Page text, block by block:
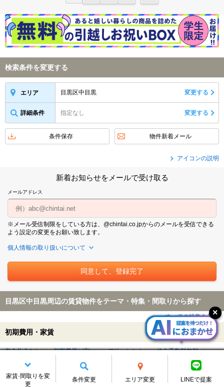
家賃·間取りを変
更
条件変更 エリア変更 LINEで提案
検索条件を変更する
エリア 目黒区中目黒 変更する
詳細条件 指定なし 変更する
条件保存 物件新着メール
アイコンの説明
新着お知らせをメールで受け取る
メールアドレス
※メール受信制限をしている方は、@chintai.co.jpからのメールを受信できる
よう設定の変更をお願い致します。
個人情報の取り扱いについて
目黒区中目黒周辺の賃貸物件をテーマ・特集・間取りから探す
すべての特集を見る
初期費用・家賃
敷金礼金なし 初期費用が安い フリーレント
仲介手数料無料
家賃5万円以下 学生割引制度（学割）対象